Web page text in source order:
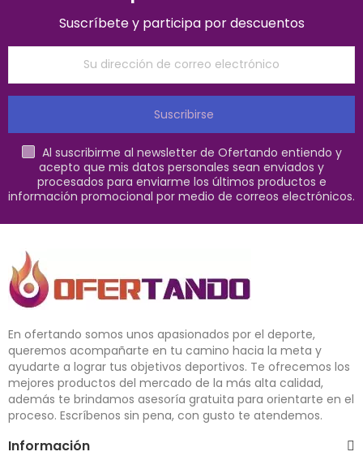
Suscríbete y participa por descuentos
Suscribirse
Al suscribirme al newsletter de Ofertando entiendo y
acepto que mis datos personales sean enviados y
procesados para enviarme los últimos productos e
información promocional por medio de correos electrónicos.
En ofertando somos unos apasionados por el deporte,
queremos acompañarte en tu camino hacia la meta y
ayudarte a lograr tus objetivos deportivos. Te ofrecemos los
mejores productos del mercado de la más alta calidad,
además te brindamos asesoría gratuita para orientarte en el
proceso. Escríbenos sin pena, con gusto te atendemos.
Información